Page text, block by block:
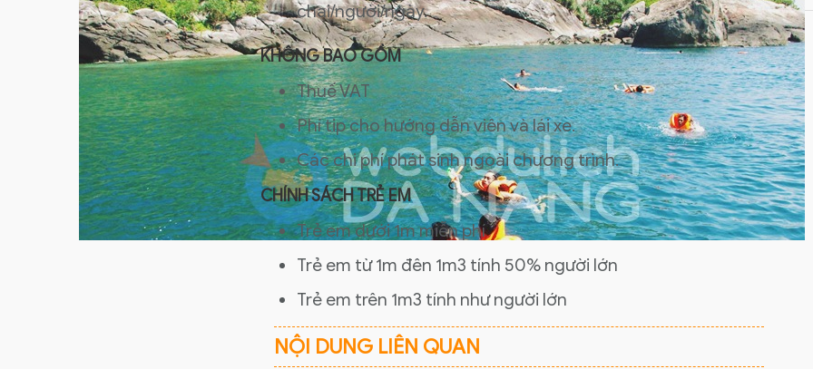
chai/người/ngày.
KHÔNG BAO GỒM
Thuế VAT
Phí tip cho hướng dẫn viên và lái xe.
Các chi phí phát sinh ngoài chương trình.
CHÍNH SÁCH TRẺ EM
Trẻ em dưới 1m miễn phí
Trẻ em từ 1m đên 1m3 tính 50% người lớn
Trẻ em trên 1m3 tính như người lớn
NỘI DUNG LIÊN QUAN